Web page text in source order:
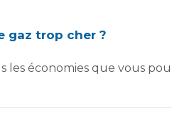
gaz trop cher ?
les économies que vous